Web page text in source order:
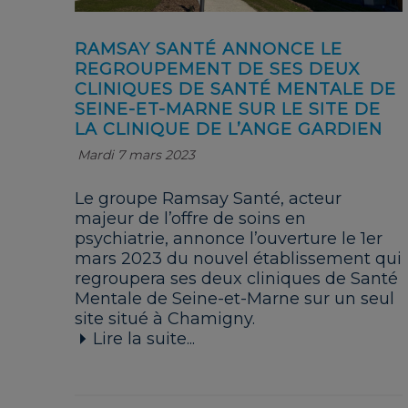
RAMSAY SANTÉ ANNONCE LE
REGROUPEMENT DE SES DEUX
CLINIQUES DE SANTÉ MENTALE DE
SEINE-ET-MARNE SUR LE SITE DE
LA CLINIQUE DE L’ANGE GARDIEN
Mardi 7 mars 2023
Le groupe Ramsay Santé, acteur
majeur de l’offre de soins en
psychiatrie, annonce l’ouverture le 1er
mars 2023 du nouvel établissement qui
regroupera ses deux cliniques de Santé
Mentale de Seine-et-Marne sur un seul
site situé à Chamigny.
Lire la suite...